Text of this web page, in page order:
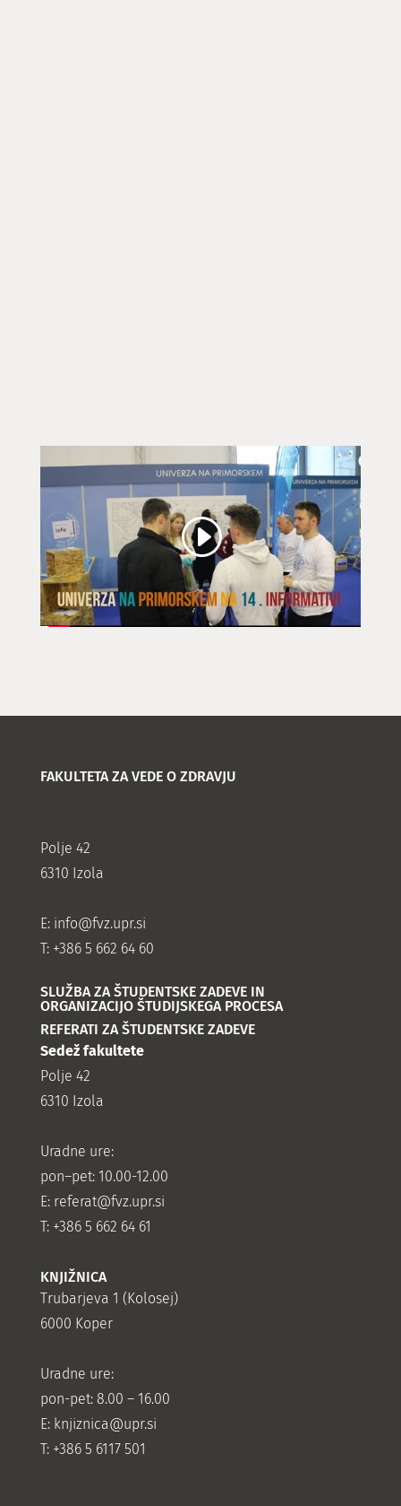
FAKULTETA ZA VEDE O ZDRAVJU
Polje 42
6310 Izola
E: info@fvz.upr.si
T: +386 5 662 64 60
SLUŽBA ZA ŠTUDENTSKE ZADEVE IN
ORGANIZACIJO ŠTUDIJSKEGA PROCESA
REFERATI ZA ŠTUDENTSKE ZADEVE
Sedež fakultete
Polje 42
6310 Izola
Uradne ure:
pon–pet: 10.00-12.00
E: referat@fvz.upr.si
T: +386 5 662 64 61
KNJIŽNICA
Trubarjeva 1 (Kolosej)
6000 Koper
Uradne ure:
pon-pet: 8.00 – 16.00
E: knjiznica@upr.si
T: +386 5 6117 501